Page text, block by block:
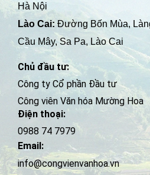
Hà Nội
Lào Cai: Đường Bốn Mùa,
Cầu Mây, Sa Pa, Lào Cai
Chủ đầu tư:
Công ty Cổ phần Đầu tư
Công viên Văn hóa Mường Hoa
Điện thoại:
0988 74 7979
Email:
info@congvienvanhoa.vn